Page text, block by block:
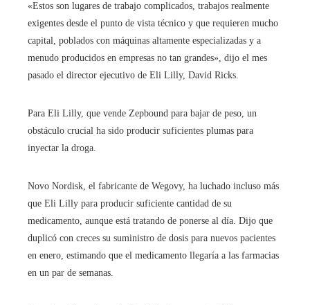
«Estos son lugares de trabajo complicados, trabajos realmente
exigentes desde el punto de vista técnico y que requieren mucho
capital, poblados con máquinas altamente especializadas y a
menudo producidos en empresas no tan grandes», dijo el mes
pasado el director ejecutivo de Eli Lilly, David Ricks.
Para Eli Lilly, que vende Zepbound para bajar de peso, un
obstáculo crucial ha sido producir suficientes plumas para
inyectar la droga.
Novo Nordisk, el fabricante de Wegovy, ha luchado incluso más
que Eli Lilly para producir suficiente cantidad de su
medicamento, aunque está tratando de ponerse al día. Dijo que
duplicó con creces su suministro de dosis para nuevos pacientes
en enero, estimando que el medicamento llegaría a las farmacias
en un par de semanas.